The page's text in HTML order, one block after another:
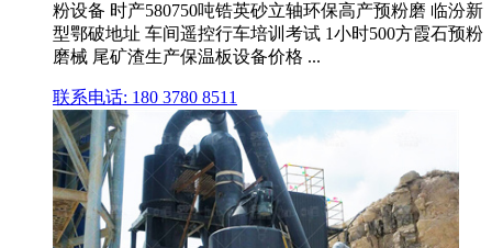
粉设备 时产580750吨锆英砂立轴环保高产预粉磨 临汾新
型鄂破地址 车间遥控行车培训考试 1小时500方霞石预粉
磨械 尾矿渣生产保温板设备价格 ...
联系电话: 180 3780 8511